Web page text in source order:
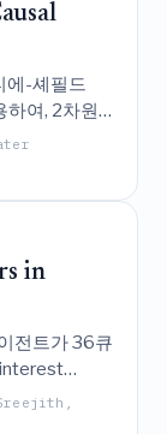
에-셰필드
여, 2차원
장(field)
조적으로
in
전트가 36큐
(discrete
unitary